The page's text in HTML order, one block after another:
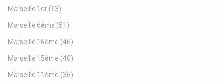
Marseille 1er (63)
Marseille 6ème (51)
Marseille 16ème (46)
Marseille 15ème (40)
Marseille 11ème (36)